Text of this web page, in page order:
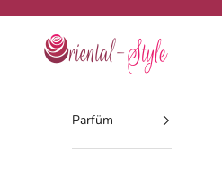
Oriental-Style
Parfüm